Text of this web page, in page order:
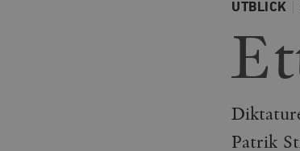
UTBLICK
Patrik